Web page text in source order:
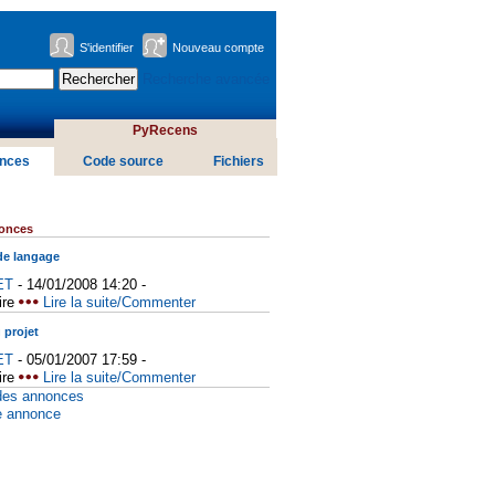
S'identifier Nouveau compte
PyRecens
Code source Fichiers
langage
- 14/01/2008 14:20 -
Lire la suite/Commenter
projet
- 05/01/2007 17:59 -
Lire la suite/Commenter
annonces
annonce